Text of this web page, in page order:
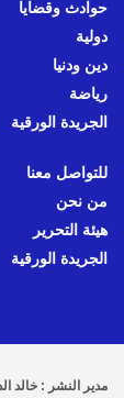
حوادث وقضايا
دولية
دين ودنيا
رياضة
الجريدة الورقية
للتواصل معنا
من نحن
هيئة التحرير
الجريدة الورقية
مدير النشر : خالد